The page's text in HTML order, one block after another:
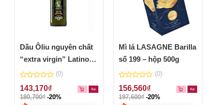
Dầu Ôliu nguyên chất
“extra virgin” Latino
Bella
0
out
of
(0)
143,170₫
180,700₫ -20%
Mì lá LASAGNE Barilla
số 199 – hộp 500g
0
out
of
(0)
156,560₫
197,600₫ -20%